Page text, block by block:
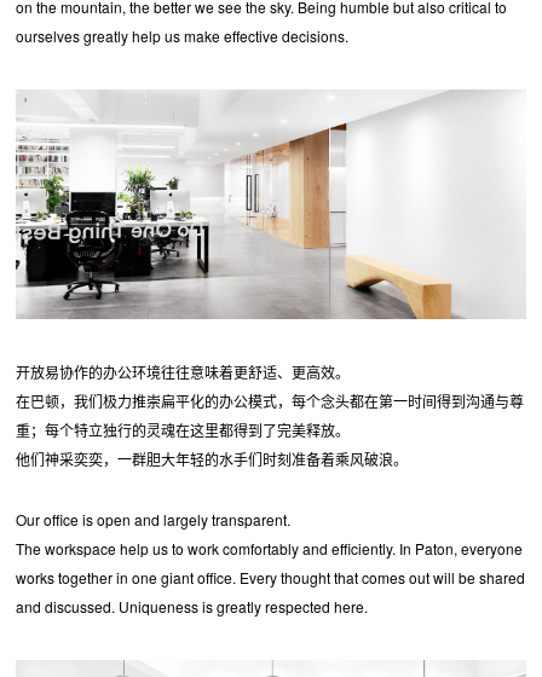
on the mountain, the better we see the sky. Being humble but also critical to
ourselves greatly help us make effective decisions.
开放易协作的办公环境往往意味着更舒适、更高效。
在巴顿，我们极力推崇扁平化的办公模式，每个念头都在第一时间得到沟通与尊
重；每个特立独行的灵魂在这里都得到了完美释放。
他们神采奕奕，一群胆大年轻的水手们时刻准备着乘风破浪。
Our office is open and largely transparent.
The workspace help us to work comfortably and efficiently. In Paton, everyone
works together in one giant office. Every thought that comes out will be shared
and discussed. Uniqueness is greatly respected here.